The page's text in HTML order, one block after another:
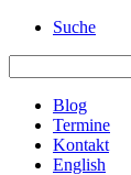
Suche
Blog
Termine
Kontakt
English